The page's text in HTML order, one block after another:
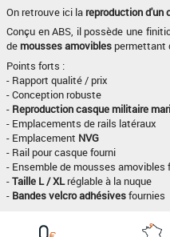
On retrouve ici la reproduction d'un
Conçu en ABS, il possède une
de mousses amovibles permettant
Points forts :
- Rapport qualité / prix
- Conception robuste
- Reproduction casque militaire
- Emplacements de rails latéraux
- Emplacement NVG
- Rail pour casque fourni
- Ensemble de mousses amovibles
-Taille L / XLréglable à la nuque
- Bandes velcro adhésivesfournies